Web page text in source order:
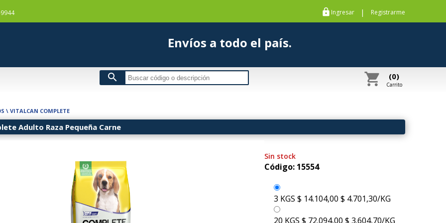
https Ingresar | Registrarme
Envíos a todo el país.
search shopping_cart (0)
Carrito
\ VITALCAN COMPLETE
Adulto Raza Pequeña Carne
Sin stock
Código: 15554
3 KGS $ 14.104,00 $ 4.701,30/KG
20 KGS $ 72.094,00 $ 3.604,70/KG